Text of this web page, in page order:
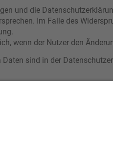
und die
Im Falle des
wenn der Nutzer den
sind in der